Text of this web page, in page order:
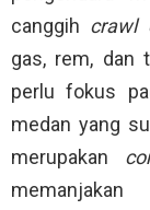
canggih crawl
gas, rem, dan
perlu fokus
medan yang
merupakan